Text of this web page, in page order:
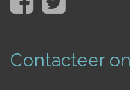
Contacteer